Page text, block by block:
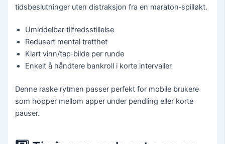
tidsbeslutninger uten distraksjon fra en maraton‑spilløkt.
Umiddelbar tilfredsstillelse
Redusert mental tretthet
Klart vinn/tap‑bilde per runde
Enkelt å håndtere bankroll i korte intervaller
Denne raske rytmen passer perfekt for mobile brukere
som hopper mellom apper under pendling eller korte
pauser.